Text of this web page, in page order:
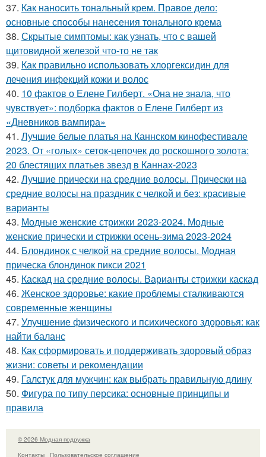
37. Как наносить тональный крем. Правое дело:
основные способы нанесения тонального крема
38. Скрытые симптомы: как узнать, что с вашей
щитовидной железой что-то не так
39. Как правильно использовать хлоргексидин для
лечения инфекций кожи и волос
40. 10 фактов о Елене Гилберт. «Она не знала, что
чувствует»: подборка фактов о Елене Гилберт из
«Дневников вампира»
41. Лучшие белые платья на Каннском кинофестивале
2023. От «голых» сеток-цепочек до роскошного золота:
20 блестящих платьев звезд в Каннах-2023
42. Лучшие прически на средние волосы. Прически на
средние волосы на праздник с челкой и без: красивые
варианты
43. Модные женские стрижки 2023-2024. Модные
женские прически и стрижки осень-зима 2023-2024
44. Блондинок с челкой на средние волосы. Модная
прическа блондинок пикси 2021
45. Каскад на средние волосы. Варианты стрижки каскад
46. Женское здоровье: какие проблемы сталкиваются
современные женщины
47. Улучшение физического и психического здоровья: как
найти баланс
48. Как сформировать и поддерживать здоровый образ
жизни: советы и рекомендации
49. Галстук для мужчин: как выбрать правильную длину
50. Фигура по типу персика: основные принципы и
правила
© 2026 Модная подружка
Контакты
Пользовательское соглашение